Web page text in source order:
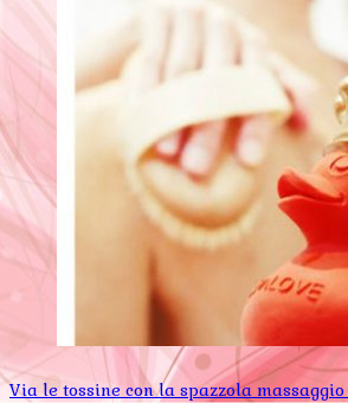
Via le tossine con la spazzola